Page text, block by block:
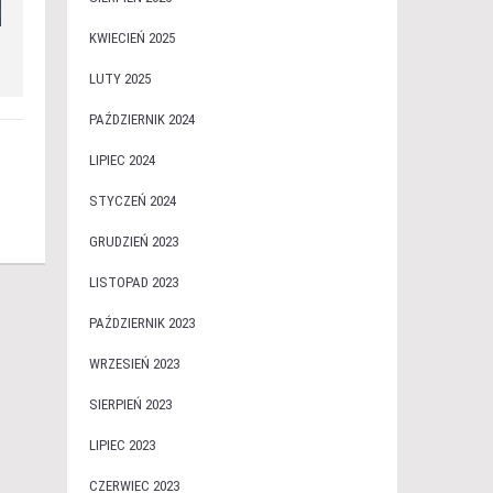
KWIECIEŃ 2025
LUTY 2025
PAŹDZIERNIK 2024
LIPIEC 2024
STYCZEŃ 2024
GRUDZIEŃ 2023
LISTOPAD 2023
PAŹDZIERNIK 2023
WRZESIEŃ 2023
SIERPIEŃ 2023
LIPIEC 2023
CZERWIEC 2023